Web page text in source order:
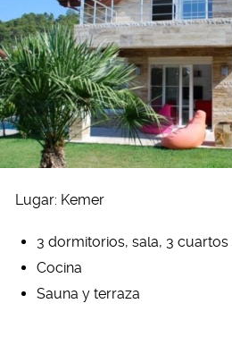
Lugar: Kemer
3 dormitorios, sala, 3 cuartos
Cocina
Sauna y terraza